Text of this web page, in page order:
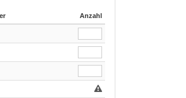
Anzahl